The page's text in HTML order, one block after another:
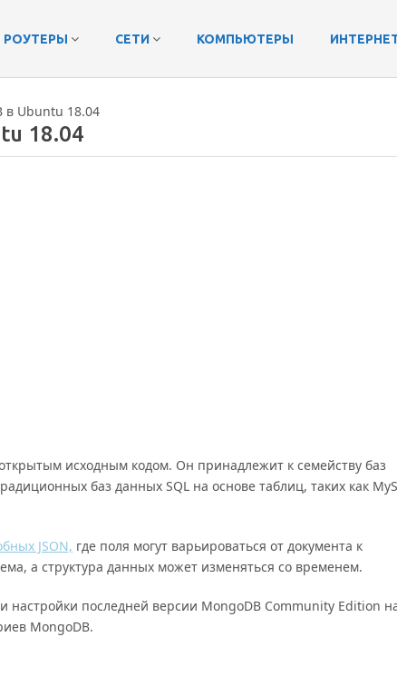
РОУТЕРЫ СЕТИ КОМПЬЮТЕРЫ
в Ubuntu 18.04
18.04
исходным кодом. Он принадлежит к семейству баз
баз данных SQL на основе таблиц, таких как
JSON, где поля могут варьироваться от документа к
а структура данных может изменяться со временем.
настройки последней версии MongoDB Community Edition
MongoDB.